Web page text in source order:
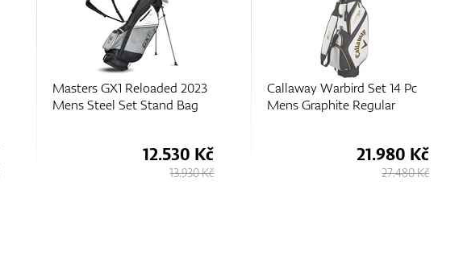
Masters GX1 Reloaded 2023
Mens Steel Set Stand Bag
12.530 Kč
13.930 Kč
Callaway Warbird Set 14 Pc
Mens Graphite Regular
21.980 Kč
27.480 Kč